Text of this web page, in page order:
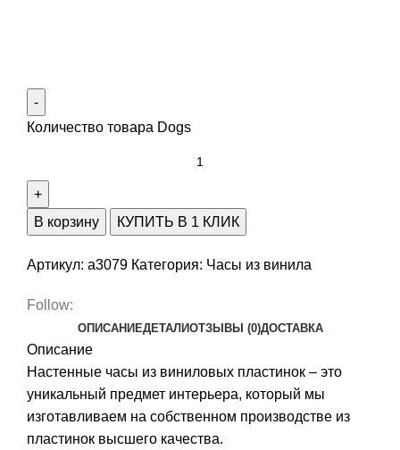
Количество товара Dogs
В корзину КУПИТЬ В 1 КЛИК
Артикул: a3079 Категория: Часы из винила
Follow:
ОПИСАНИЕДЕТАЛИОТЗЫВЫ (0)ДОСТАВКА
Описание
Настенные часы из виниловых пластинок – это
уникальный предмет интерьера, который мы
изготавливаем на собственном производстве из
пластинок высшего качества.